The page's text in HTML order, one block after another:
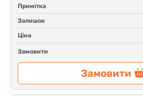
Примітка
Залишок
Ціна
Замовити
Замовити